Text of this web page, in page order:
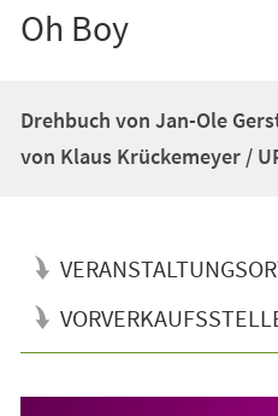
Oh Boy
Drehbuch von Jan-Ole
von Klaus Krückemeyer /